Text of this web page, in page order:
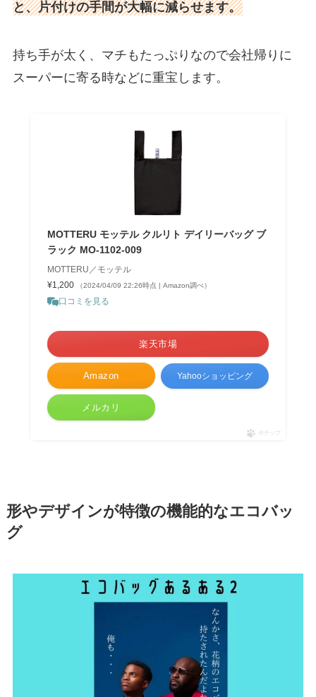
と、片付けの手間が大幅に減らせます。
持ち手が太く、マチもたっぷりなので会社帰りに
スーパーに寄る時などに重宝します。
MOTTERU モッテル クルリト デイリーバッグ ブ
ラック MO-1102-009
MOTTERU／モッテル
¥1,200
（2024/04/09 22:26時点 | Amazon調べ）
口コミを見る
Amazon
楽天市場
Yahooショッピング
メルカリ
ポチップ
形やデザインが特徴の機能的なエコバッ
グ